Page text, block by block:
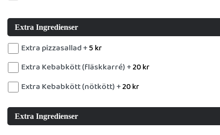
Extra Ingredienser
Extra pizzasallad +5 kr
Extra Kebabkött (fläskkarré) +20kr
Extra Kebabkött (nötkött) +20kr
Extra Ingredienser